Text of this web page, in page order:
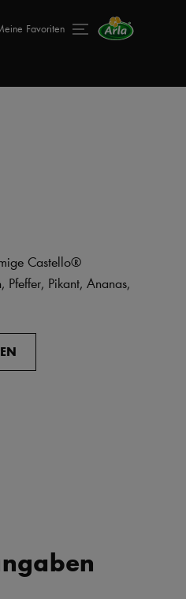
Favoriten
Castello®
Pikant, Ananas,